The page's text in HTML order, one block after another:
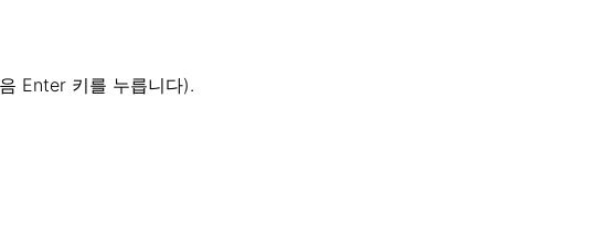
Enter 키를 누릅니다).